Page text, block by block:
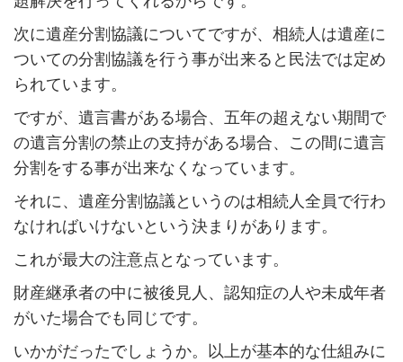
次に遺産分割協議についてですが、相続人は遺産に
ついての分割協議を行う事が出来ると民法では定め
られています。
ですが、遺言書がある場合、五年の超えない期間で
の遺言分割の禁止の支持がある場合、この間に遺言
分割をする事が出来なくなっています。
それに、遺産分割協議というのは相続人全員で行わ
なければいけないという決まりがあります。
これが最大の注意点となっています。
財産継承者の中に被後見人、認知症の人や未成年者
がいた場合でも同じです。
いかがだったでしょうか。以上が基本的な仕組みに